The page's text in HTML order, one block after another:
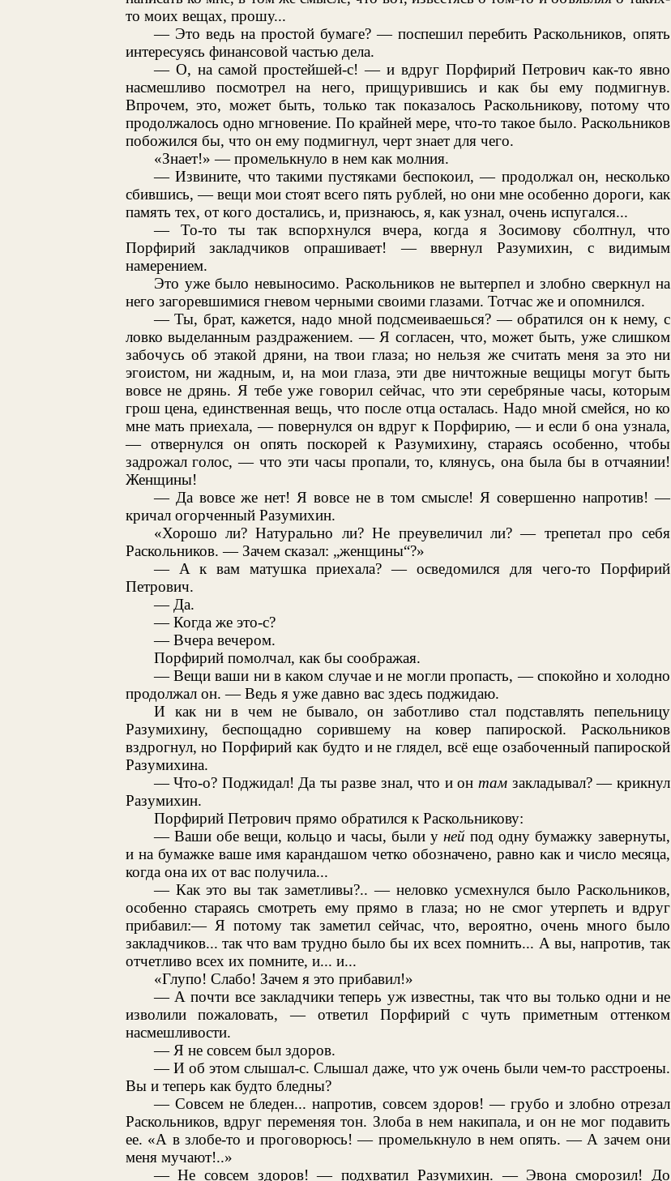
то моих вещах, прошу...
— Это ведь на простой бумаге? — поспешил перебить Раскольников, опять
интересуясь финансовой частью дела.
— О, на самой простейшей-с! — и вдруг Порфирий Петрович как-то явно
насмешливо посмотрел на него, прищурившись и как бы ему подмигнув.
Впрочем, это, может быть, только так показалось Раскольникову, потому что
продолжалось одно мгновение. По крайней мере, что-то такое было. Раскольников
побожился бы, что он ему подмигнул, черт знает для чего.
«Знает!» — промелькнуло в нем как молния.
— Извините, что такими пустяками беспокоил, — продолжал он, несколько
сбившись, — вещи мои стоят всего пять рублей, но они мне особенно дороги, как
память тех, от кого достались, и, признаюсь, я, как узнал, очень испугался...
— То-то ты так вспорхнулся вчера, когда я Зосимову сболтнул, что
Порфирий закладчиков опрашивает! — ввернул Разумихин, с видимым
намерением.
Это уже было невыносимо. Раскольников не вытерпел и злобно сверкнул на
него загоревшимися гневом черными своими глазами. Тотчас же и опомнился.
— Ты, брат, кажется, надо мной подсмеиваешься? — обратился он к нему, с
ловко выделанным раздражением. — Я согласен, что, может быть, уже слишком
забочусь об этакой дряни, на твои глаза; но нельзя же считать меня за это ни
эгоистом, ни жадным, и, на мои глаза, эти две ничтожные вещицы могут быть
вовсе не дрянь. Я тебе уже говорил сейчас, что эти серебряные часы, которым
грош цена, единственная вещь, что после отца осталась. Надо мной смейся, но ко
мне мать приехала, — повернулся он вдруг к Порфирию, — и если б она узнала,
— отвернулся он опять поскорей к Разумихину, стараясь особенно, чтобы
задрожал голос, — что эти часы пропали, то, клянусь, она была бы в отчаянии!
Женщины!
— Да вовсе же нет! Я вовсе не в том смысле! Я совершенно напротив! —
кричал огорченный Разумихин.
«Хорошо ли? Натурально ли? Не преувеличил ли? — трепетал про себя
Раскольников. — Зачем сказал: „женщины“?»
— А к вам матушка приехала? — осведомился для чего-то Порфирий
Петрович.
— Да.
— Когда же это-с?
— Вчера вечером.
Порфирий помолчал, как бы соображая.
— Вещи ваши ни в каком случае и не могли пропасть, — спокойно и холодно
продолжал он. — Ведь я уже давно вас здесь поджидаю.
И как ни в чем не бывало, он заботливо стал подставлять пепельницу
Разумихину, беспощадно сорившему на ковер папироской. Раскольников
вздрогнул, но Порфирий как будто и не глядел, всё еще озабоченный папироской
Разумихина.
— Что-о? Поджидал! Да ты разве знал, что и он тамзакладывал? — крикнул
Разумихин.
Порфирий Петрович прямо обратился к Раскольникову:
— Ваши обе вещи, кольцо и часы, были у ней под одну бумажку завернуты,
и на бумажке ваше имя карандашом четко обозначено, равно как и число месяца,
когда она их от вас получила...
— Как это вы так заметливы?.. — неловко усмехнулся было Раскольников,
особенно стараясь смотреть ему прямо в глаза; но не смог утерпеть и вдруг
прибавил:— Я потому так заметил сейчас, что, вероятно, очень много было
закладчиков... так что вам трудно было бы их всех помнить... А вы, напротив, так
отчетливо всех их помните, и... и...
«Глупо! Слабо! Зачем я это прибавил!»
— А почти все закладчики теперь уж известны, так что вы только одни и не
изволили пожаловать, — ответил Порфирий с чуть приметным оттенком
насмешливости.
— Я не совсем был здоров.
— И об этом слышал-с. Слышал даже, что уж очень были чем-то расстроены.
Вы и теперь как будто бледны?
— Совсем не бледен... напротив, совсем здоров! — грубо и злобно отрезал
Раскольников, вдруг переменяя тон. Злоба в нем накипала, и он не мог подавить
ее. «А в злобе-то и проговорюсь! — промелькнуло в нем опять. — А зачем они
меня мучают!..»
— Не совсем здоров! — подхватил Разумихин. — Эвона сморозил! До